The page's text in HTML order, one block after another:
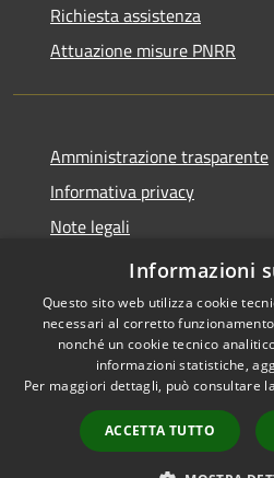
Richiesta assistenza
Attuazione misure PNRR
Amministrazione trasparente
Informativa privacy
Note legali
Dichiarazione di accessibilità
Accessibilità
Informazioni
Questo sito web utilizza cookie
necessari al corretto
nonché un cookie tecnico
informazioni statistiche,
Per maggiori dettagli, può consultare
ACCETTA TUTTO